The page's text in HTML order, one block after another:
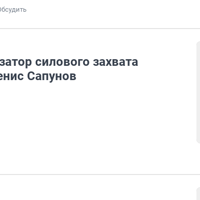
силового захвата
Сапунов